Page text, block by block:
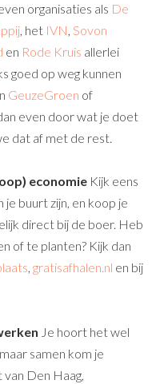
organisaties als De
, het IVN, Sovon
en Rode Kruis allerlei
goed op weg kunnen
GeuzeGroen of
even door wat je doet
dat af met de rest.
economie Kijk eens
buurt zijn, en koop je
direct bij de boer. Heb
of te planten? Kijk dan
, gratisafhalen.nl en bij
Je hoort het wel
samen kom je
Den Haag,